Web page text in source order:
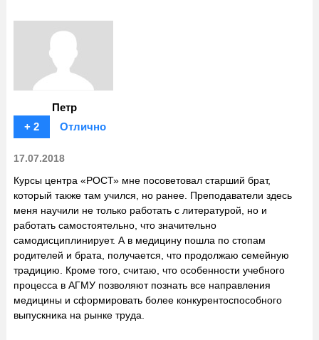
Петр
+ 2
Отлично
17.07.2018
Курсы центра «РОСТ» мне посоветовал старший брат,
который также там учился, но ранее. Преподаватели здесь
меня научили не только работать с литературой, но и
работать самостоятельно, что значительно
самодисциплинирует. А в медицину пошла по стопам
родителей и брата, получается, что продолжаю семейную
традицию. Кроме того, считаю, что особенности учебного
процесса в АГМУ позволяют познать все направления
медицины и сформировать более конкурентоспособного
выпускника на рынке труда.